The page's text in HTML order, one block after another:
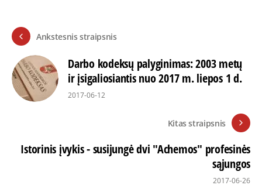
Ankstesnis straipsnis
Darbo kodeksų palyginimas: 2003 metų
ir įsigaliosiantis nuo 2017 m. liepos 1 d.
2017-06-12
Kitas straipsnis
Istorinis įvykis - susijungė dvi "Achemos" profesinės
sąjungos
2017-06-26